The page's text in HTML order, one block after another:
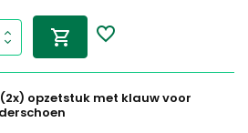
opzetstuk met klauw voor